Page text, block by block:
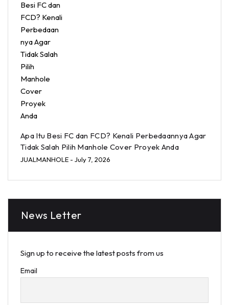
Apa Itu Besi FC dan FCD? Kenali Perbedaannya Agar
Tidak Salah Pilih Manhole Cover Proyek Anda
JUALMANHOLE - July 7, 2026
News Letter
Sign up to receive the latest posts from us
Email